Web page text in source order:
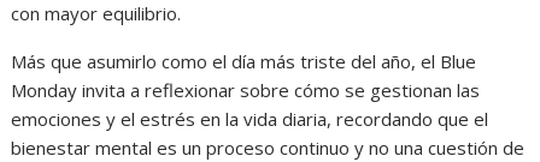
con mayor equilibrio.
Más que asumirlo como el día más triste del año, el Blue
Monday invita a reflexionar sobre cómo se gestionan las
emociones y el estrés en la vida diaria, recordando que el
bienestar mental es un proceso continuo y no una cuestión de